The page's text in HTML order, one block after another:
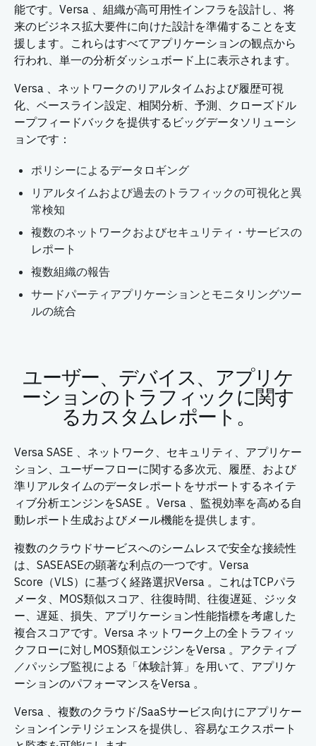
能です。Versa 、組織が高可用性インフラを設計し、将
来のビジネス拡大要件に向けた設計を準備することを支
援します。これらはすべてアプリケーションの観点から
行われ、単一の分析ダッシュボード上に表示されます。
Versa 、ネットワークのリアルタイムおよび履歴可視
化、ベースライン設定、相関分析、予測、クローズドル
ープフィードバックを提供するビッグデータソリューシ
ョンです：
ポリシーによるデータロギング
リアルタイムおよび過去のトラフィックの可視化と異
常検知
複数のネットワークおよびセキュリティ・サービスの
レポート
複数組織の報告
サードパーティアプリケーションとモニタリングツー
ルの統合
ユーザー、デバイス、アプリケ
ーションのトラフィックに関す
るカスタムレポート。
Versa SASE 、ネットワーク、セキュリティ、アプリケー
ション、ユーザーフローに関する多次元、履歴、および
準リアルタイムのデータレポートをサポートするネイテ
ィブ分析エンジンをSASE 。Versa 、監視効率を高める自
動レポート生成およびメール機能を提供します。
複数のクラウドサービスへのシームレスで安全な接続性
は、SASEASEの顕著な利点の一つです。Versa
Score（VLS）に基づく経路選択Versa 。これはTCPパラ
メータ、MOS類似スコア、往復時間、往復遅延、ジッタ
ー、遅延、損失、アプリケーション性能指標を考慮した
複合スコアです。Versa ネットワーク上の全トラフィッ
クフローに対しMOS類似エンジンをVersa 。アクティブ
／パッシブ監視による「体験計算」を用いて、アプリケ
ーションのパフォーマンスをVersa 。
Versa 、複数のクラウド/SaaSサービス向けにアプリケー
ションインテリジェンスを提供し、容易なエクスポート